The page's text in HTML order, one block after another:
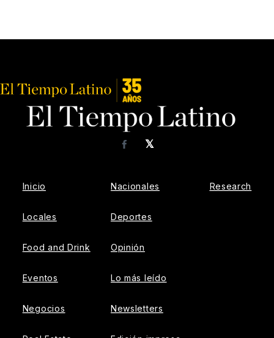
𝕏
Facebook
Inicio
Locales
Food and Drink
Eventos
Negocios
Nacionales
Deportes
Opinión
Lo más leído
Newsletters
Research